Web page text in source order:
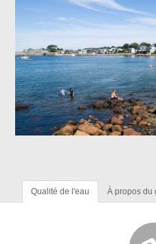
Qualité de l'eau À propos du